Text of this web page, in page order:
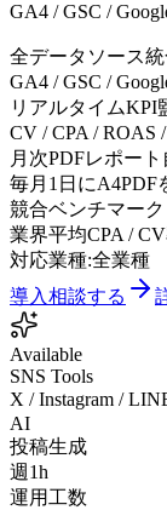
GA4 / GSC /
全データソース統
GA4 / GSC /
リアルタイムKPI
CV / CPA / ROAS
月次PDFレポー
毎月1日にA4PDF
競合ベンチマーク
業界平均CPA /
対応業種:全業種
導入相談する
Available
SNS Tools
X / Instagram /
AI
投稿生成
週1h
運用工数